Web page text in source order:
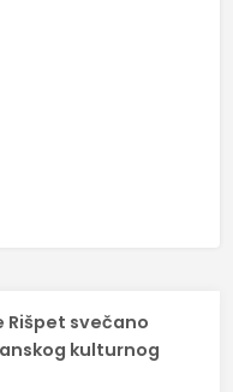
svečano
kulturnog